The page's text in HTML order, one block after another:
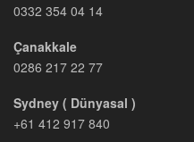
0332 354 04 14
Çanakkale
0286 217 22 77
Sydney ( Dünyasal )
+61 412 917 840